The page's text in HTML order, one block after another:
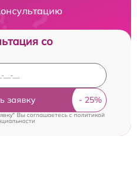
со
заявку
Вы соглашаетесь cполитикой